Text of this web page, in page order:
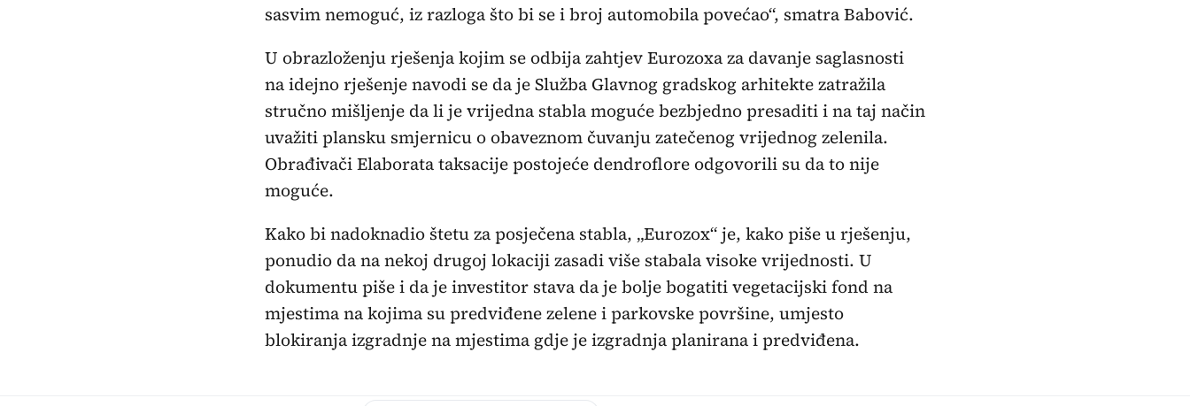
sasvim nemoguć, iz razloga što bi se i broj automobila povećao“, smatra Babović.
U obrazloženju rješenja kojim se odbija zahtjev Eurozoxa za davanje saglasnosti
na idejno rješenje navodi se da je Služba Glavnog gradskog arhitekte zatražila
stručno mišljenje da li je vrijedna stabla moguće bezbjedno presaditi i na taj način
uvažiti plansku smjernicu o obaveznom čuvanju zatečenog vrijednog zelenila.
Obrađivači Elaborata taksacije postojeće dendroflore odgovorili su da to nije
moguće.
Kako bi nadoknadio štetu za posječena stabla, „Eurozox“ je, kako piše u rješenju,
ponudio da na nekoj drugoj lokaciji zasadi više stabala visoke vrijednosti. U
dokumentu piše i da je investitor stava da je bolje bogatiti vegetacijski fond na
mjestima na kojima su predviđene zelene i parkovske površine, umjesto
blokiranja izgradnje na mjestima gdje je izgradnja planirana i predviđena.